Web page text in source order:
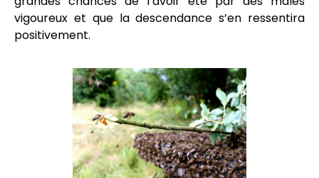
vigoureux et que la descendance s’en ressentira
positivement.